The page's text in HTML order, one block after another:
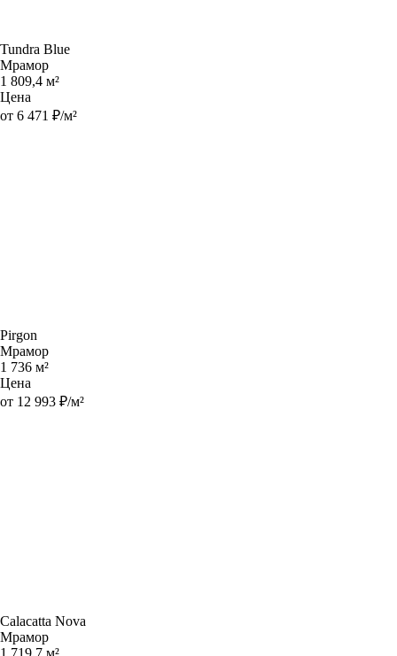
Tundra Blue
Мрамор
1 809,4 м²
Цена
от 6 471 ₽/м²
Pirgon
Мрамор
1 736 м²
Цена
от 12 993 ₽/м²
Calacatta Nova
Мрамор
1 719,7 м²